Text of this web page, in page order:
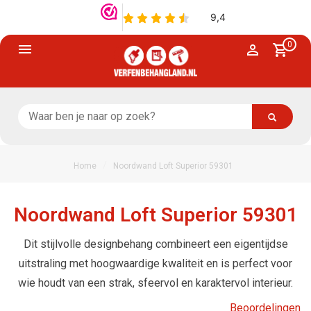
0
Home Noordwand Loft Superior 59301
Noordwand Loft Superior 59301
Dit stijlvolle designbehang combineert een eigentijdse
uitstraling met hoogwaardige kwaliteit en is perfect voor
wie houdt van een strak, sfeervol en karaktervol interieur.
Beoordelingen